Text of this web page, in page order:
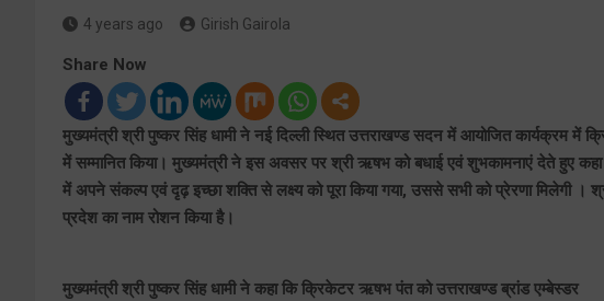
4 years ago Girish Gairola
Share Now
मुख्यमंत्री श्री पुष्कर सिंह धामी ने नई दिल्ली स्थित उत्तराखण्ड सदन में आयोजित कार्यक्रम में
में सम्मानित किया। मुख्यमंत्री ने इस अवसर पर श्री ऋषभ को बधाई एवं शुभकामनाएं देते हुए कहा
में अपने संकल्प एवं दृढ़ इच्छा शक्ति से लक्ष्य को पूरा किया गया, उससे सभी को प्रेरणा मिलेगी ।
प्रदेश का नाम रोशन किया है।
मुख्यमंत्री श्री पुष्कर सिंह धामी ने कहा कि क्रिकेटर ऋषभ पंत को उत्तराखण्ड ब्रांड एम्बेस्डर